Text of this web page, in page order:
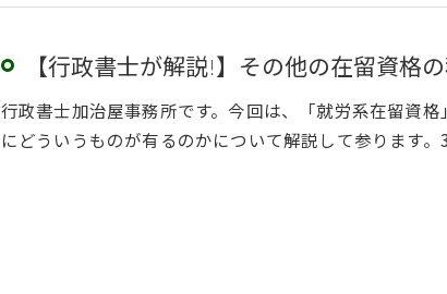
【行政書士が解説!】その他の在留資格
行政書士加治屋事務所です。今回は、「就労系在留資
にどういうものが有るのかについて解説して参ります